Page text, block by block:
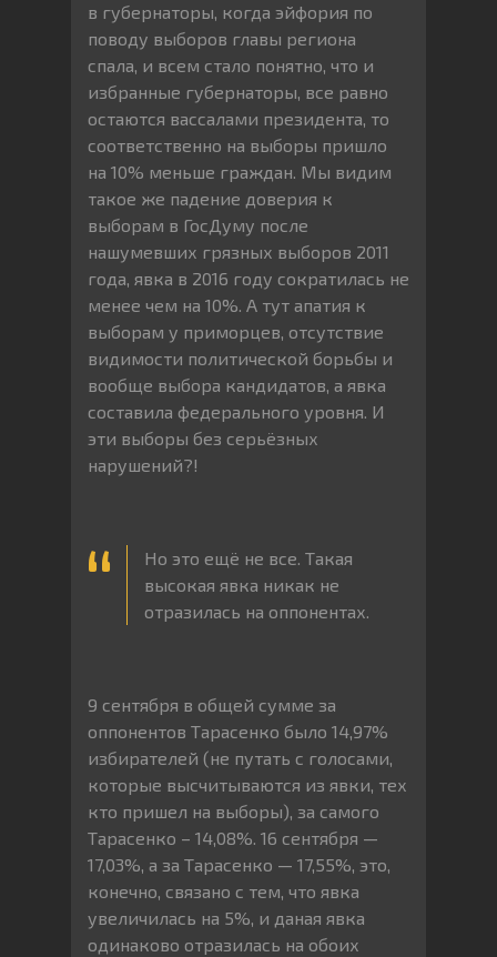
в губернаторы, когда эйфория по
поводу выборов главы региона
спала, и всем стало понятно, что и
избранные губернаторы, все равно
остаются вассалами президента, то
соответственно на выборы пришло
на 10% меньше граждан. Мы видим
такое же падение доверия к
выборам в ГосДуму после
нашумевших грязных выборов 2011
года, явка в 2016 году сократилась не
менее чем на 10%. А тут апатия к
выборам у приморцев, отсутствие
видимости политической борьбы и
вообще выбора кандидатов, а явка
составила федерального уровня. И
эти выборы без серьёзных
нарушений?!
Но это ещё не все. Такая
высокая явка никак не
отразилась на оппонентах.
9 сентября в общей сумме за
оппонентов Тарасенко было 14,97%
избирателей (не путать с голосами,
которые высчитываются из явки, тех
кто пришел на выборы), за самого
Тарасенко – 14,08%. 16 сентября —
17,03%, а за Тарасенко — 17,55%, это,
конечно, связано с тем, что явка
увеличилась на 5%, и даная явка
одинаково отразилась на обоих